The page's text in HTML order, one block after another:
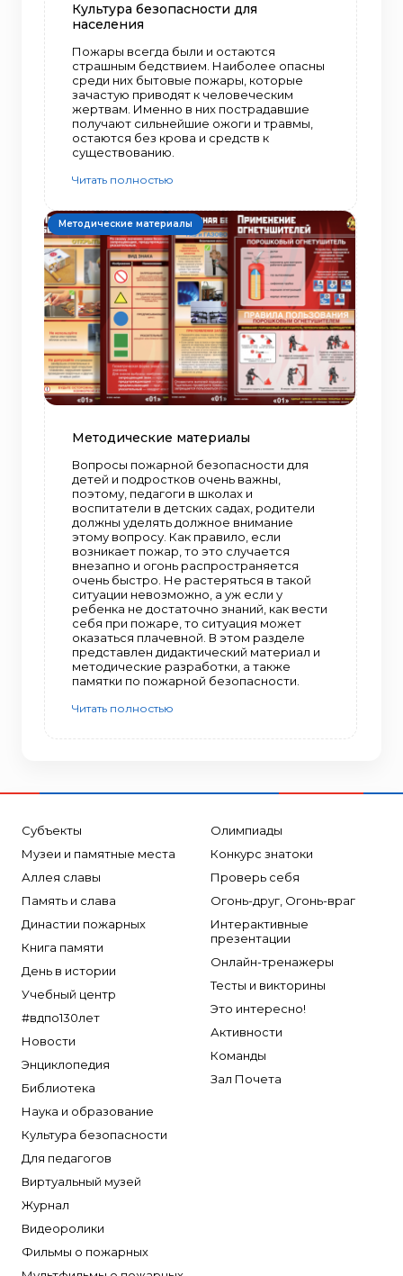
Культура безопасности для
населения
Пожары всегда были и остаются
страшным бедствием. Наиболее опасны
среди них бытовые пожары, которые
зачастую приводят к человеческим
жертвам. Именно в них пострадавшие
получают сильнейшие ожоги и травмы,
остаются без крова и средств к
существованию.
Читать полностью
Методические материалы
Методические материалы
Вопросы пожарной безопасности для
детей и подростков очень важны,
поэтому, педагоги в школах и
воспитатели в детских садах, родители
должны уделять должное внимание
этому вопросу. Как правило, если
возникает пожар, то это случается
внезапно и огонь распространяется
очень быстро. Не растеряться в такой
ситуации невозможно, а уж если у
ребенка не достаточно знаний, как вести
себя при пожаре, то ситуация может
оказаться плачевной. В этом разделе
представлен дидактический материал и
методические разработки, а также
памятки по пожарной безопасности.
Читать полностью
Субъекты
Музеи и памятные места
Аллея славы
Память и слава
Династии пожарных
Книга памяти
День в истории
Учебный центр
#вдпо130лет
Новости
Энциклопедия
Библиотека
Наука и образование
Культура безопасности
Для педагогов
Виртуальный музей
Журнал
Видеоролики
Фильмы о пожарных
Олимпиады
Конкурс знатоки
Проверь себя
Огонь-друг, Огонь-враг
Интерактивные
презентации
Онлайн-тренажеры
Тесты и викторины
Это интересно!
Активности
Команды
Зал Почета